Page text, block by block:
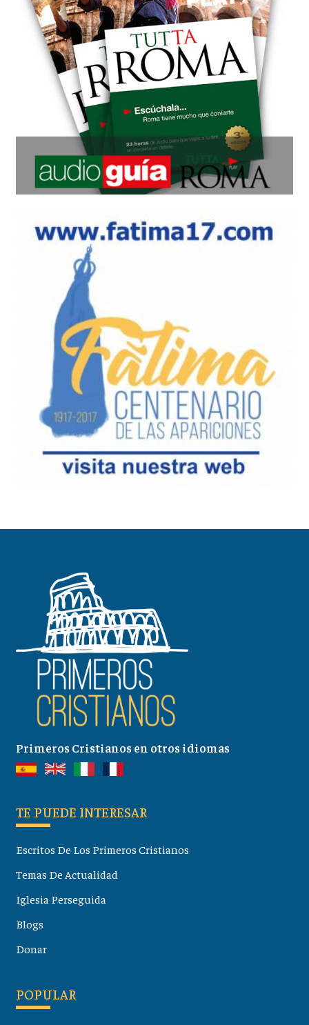
Primeros Cristianos en otros idiomas
TE PUEDE INTERESAR
Escritos De Los Primeros Cristianos
Temas De Actualidad
Iglesia Perseguida
Blogs
Donar
POPULAR